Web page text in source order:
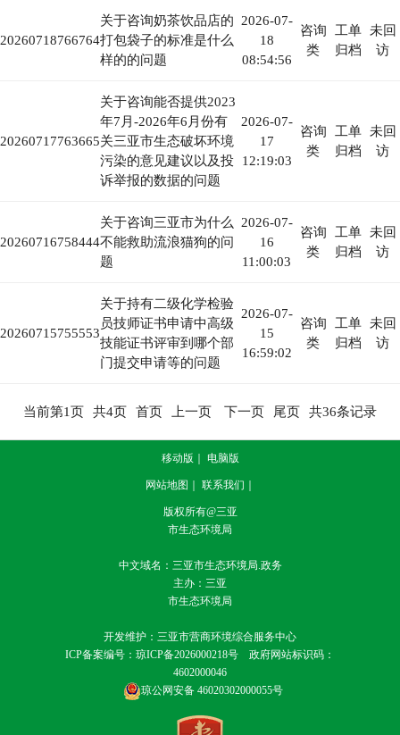
20260718766764
关于咨询奶茶饮品店的
打包袋子的标准是什么
样的的问题
2026-07-
18
08:54:56
咨询
类
工单
归档
未回
访
20260717763665
关于咨询能否提供2023
年7月-2026年6月份有
关三亚市生态破坏环境
污染的意见建议以及投
诉举报的数据的问题
2026-07-
17
12:19:03
咨询
类
工单
归档
未回
访
20260716758444
关于咨询三亚市为什么
不能救助流浪猫狗的问
题
2026-07-
16
11:00:03
咨询
类
工单
归档
未回
访
20260715755553
关于持有二级化学检验
员技师证书申请中高级
技能证书评审到哪个部
门提交申请等的问题
2026-07-
15
16:59:02
咨询
类
工单
归档
未回
访
当前第1页 共4页 首页 上一页 下一页 尾页 共36条记录
移动版 ｜ 电脑版
网站地图 ｜ 联系我们 ｜
版权所有@三亚
市生态环境局
中文域名：三亚市生态环境局.政务
主办：三亚
市生态环境局
开发维护：三亚市营商环境综合服务中心
ICP备案编号： 琼ICP备2026000218号
政府网站标识码：
4602000046
琼公网安备 46020302000055号